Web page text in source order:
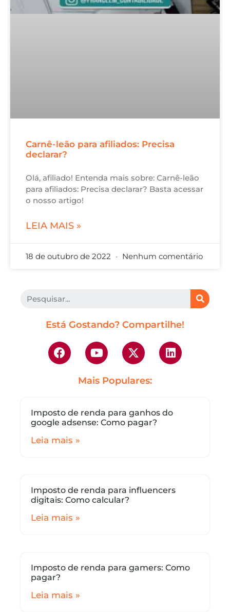
Carnê-leão para afiliados: Precisa
declarar?
Olá, afiliado! Entenda mais sobre: Carnê-leão
para afiliados: Precisa declarar? Basta acessar
o nosso artigo!
LEIA MAIS »
18 de outubro de 2022 Nenhum comentário
Está Gostando? Compartilhe!
Mais Populares:
Imposto de renda para ganhos do
google adsense: Como pagar?
Leia mais »
Imposto de renda para influencers
digitais: Como calcular?
Leia mais »
Imposto de renda para gamers: Como
pagar?
Leia mais »